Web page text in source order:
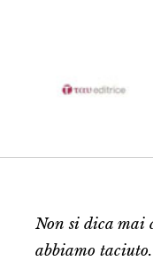
Non si dica mai
abbiamo taciuto.